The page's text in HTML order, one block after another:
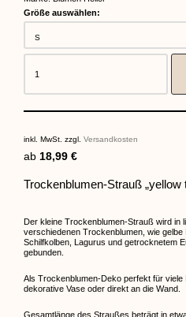
Größe auswählen:
inkl. MwSt. zzgl. Versandkosten
ab 18,99 €
Trockenblumen-Strauß „yellow
Der kleine Trockenblumen-Strauß wird in
verschiedenen Trockenblumen, wie gelbe
Schilfkolben, Lagurus und getrocknetem
gebunden.
Als Trockenblumen-Deko perfekt für viele
dekorative Vase oder direkt an die Wand.
Gesamtlänge des Straußes beträgt in